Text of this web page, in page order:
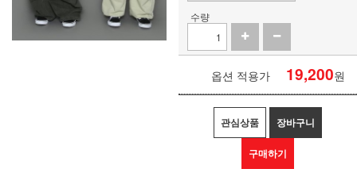
수량
옵션 적용가 19,200원
관심상품 장바구니
구매하기